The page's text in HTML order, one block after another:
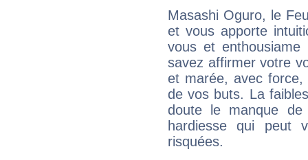
Masashi Oguro, le
et vous apporte
vous et
savez affirmer votre
et marée, avec
de vos buts. La
doute le manque
hardiesse qui peut
risquées.